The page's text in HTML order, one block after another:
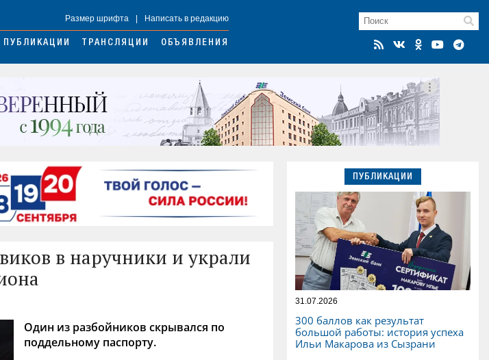
Размер шрифта Написать в редакцию
ПУБЛИКАЦИИ ТРАНСЛЯЦИИ ОБЪЯВЛЕНИЯ
в наручники и украли
Один из разбойников скрывался по
поддельному паспорту.
ПУБЛИКАЦИИ
31.07.2026
300 баллов как результат
большой работы: история успеха
Ильи Макарова из Сызрани